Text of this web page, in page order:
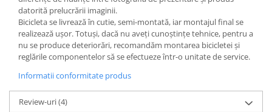
datorită prelucrării imaginii.
Bicicleta se livrează în cutie, semi-montată, iar montajul final se
realizează ușor. Totuși, dacă nu aveți cunoștințe tehnice, pentru a
nu se produce deteriorări, recomandăm montarea bicicletei și
reglările componentelor să se efectueze într-o unitate de service.
Informatii conformitate produs
Review-uri(4)